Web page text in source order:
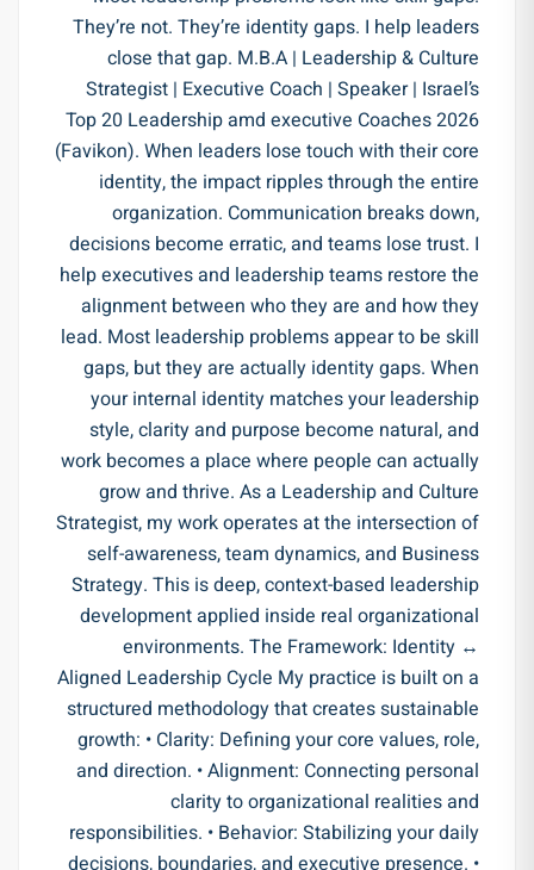
They’re not. They’re identity gaps. I help leaders
close that gap. M.B.A | Leadership & Culture
Strategist | Executive Coach | Speaker | Israel’s
Top 20 Leadership amd executive Coaches 2026
(Favikon). When leaders lose touch with their core
identity, the impact ripples through the entire
organization. Communication breaks down,
decisions become erratic, and teams lose trust. I
help executives and leadership teams restore the
alignment between who they are and how they
lead. Most leadership problems appear to be skill
gaps, but they are actually identity gaps. When
your internal identity matches your leadership
style, clarity and purpose become natural, and
work becomes a place where people can actually
grow and thrive. As a Leadership and Culture
Strategist, my work operates at the intersection of
self-awareness, team dynamics, and Business
Strategy. This is deep, context-based leadership
development applied inside real organizational
environments. The Framework: Identity ↔
Aligned Leadership Cycle My practice is built on a
structured methodology that creates sustainable
growth: • Clarity: Defining your core values, role,
and direction. • Alignment: Connecting personal
clarity to organizational realities and
responsibilities. • Behavior: Stabilizing your daily
decisions, boundaries, and executive presence. •